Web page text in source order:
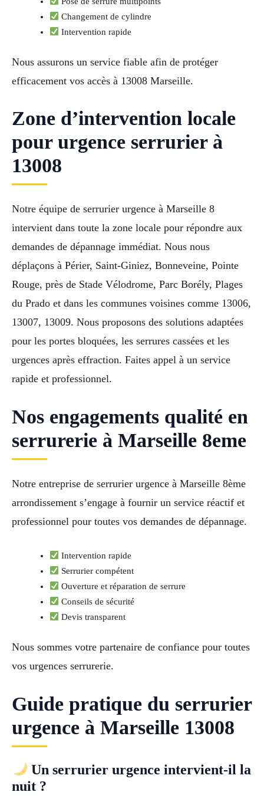
Changement de cylindre
Intervention rapide
Nous assurons un service fiable afin de protéger
efficacement vos accès à 13008 Marseille.
Zone d’intervention locale
pour urgence serrurier à
13008
Notre équipe de serrurier urgence à Marseille 8
intervient dans toute la zone locale pour répondre aux
demandes de dépannage immédiat. Nous nous
déplaçons à Périer, Saint-Giniez, Bonneveine, Pointe
Rouge, près de Stade Vélodrome, Parc Borély, Plages
du Prado et dans les communes voisines comme 13006,
13007, 13009. Nous proposons des solutions adaptées
pour les portes bloquées, les serrures cassées et les
urgences après effraction. Faites appel à un service
rapide et professionnel.
Nos engagements qualité en
serrurerie à Marseille 8eme
Notre entreprise de serrurier urgence à Marseille 8ème
arrondissement s’engage à fournir un service réactif et
professionnel pour toutes vos demandes de dépannage.
Intervention rapide
Serrurier compétent
Ouverture et réparation de serrure
Conseils de sécurité
Devis transparent
Nous sommes votre partenaire de confiance pour toutes
vos urgences serrurerie.
Guide pratique du serrurier
urgence à Marseille 13008
Un serrurier urgence intervient-il la
nuit ?